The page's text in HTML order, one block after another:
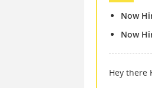
Now
Now
Hey there